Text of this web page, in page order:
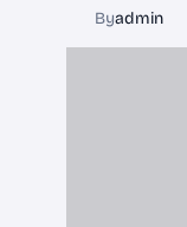
Byadmin